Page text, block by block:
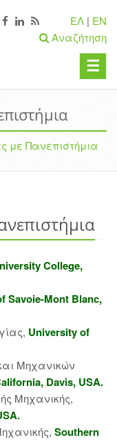
ΕΛ | EN
Αναζήτηση
☰
με Πανεπιστήμια
College,
Savoie-Mont Blanc,
University of
Μηχανικών
Davis, USA.
Μηχανικής,
Southern